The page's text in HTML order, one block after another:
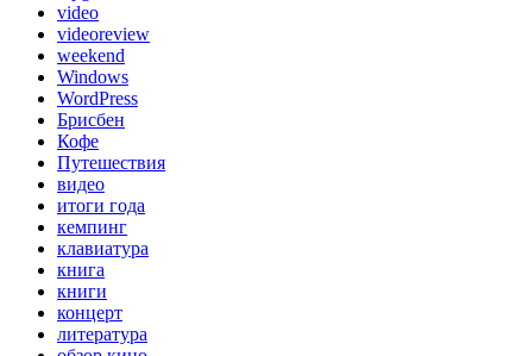
video
videoreview
weekend
Windows
WordPress
Брисбен
Кофе
Путешествия
видео
итоги года
кемпинг
клавиатура
книга
книги
концерт
литература